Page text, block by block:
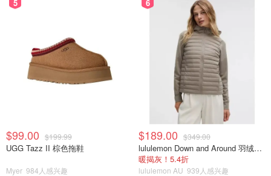
5
$99.00 $199.99
UGG Tazz II 棕色拖鞋
Myer 984人感兴趣
6
$189.00 $349.00
lululemon Down and Around 羽绒夹克
暖揭灰！5.4折
lululemon AU 939人感兴趣